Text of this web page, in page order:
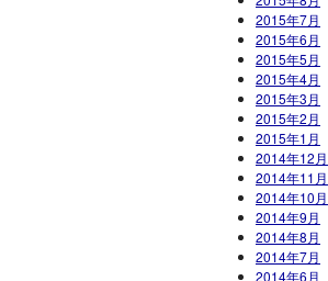
2015年7月
2015年6月
2015年5月
2015年4月
2015年3月
2015年2月
2015年1月
2014年12月
2014年11月
2014年10月
2014年9月
2014年8月
2014年7月
2014年6月